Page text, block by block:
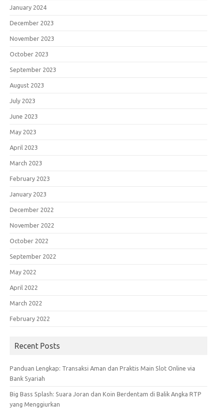
January 2024
December 2023
November 2023
October 2023
September 2023
August 2023
July 2023
June 2023
May 2023
April 2023
March 2023
February 2023
January 2023
December 2022
November 2022
October 2022
September 2022
May 2022
April 2022
March 2022
February 2022
Recent Posts
Panduan Lengkap: Transaksi Aman dan Praktis Main Slot Online via
Bank Syariah
Big Bass Splash: Suara Joran dan Koin Berdentam di Balik Angka RTP
yang Menggiurkan